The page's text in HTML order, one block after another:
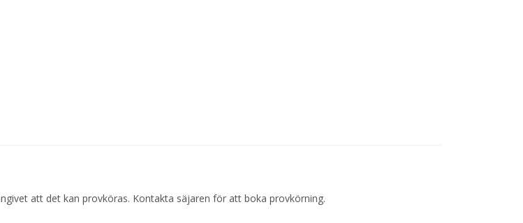
att det kan provköras. Kontakta säjaren för att boka provkörning.